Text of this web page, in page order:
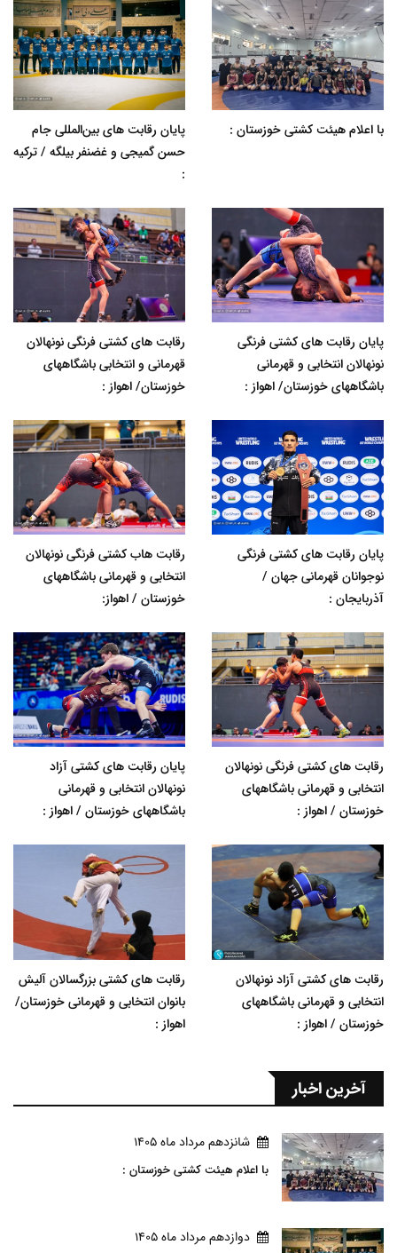
با اعلام هیئت کشتی خوزستان :
پایان رقابت های بین‌المللی جام
حسن گمیجی و غضنفر بیلگه / ترکیه
:
پایان رقابت های کشتی فرنگی
نونهالان انتخابی و قهرمانی
باشگاههای خوزستان/ اهواز :
رقابت های کشتی فرنگی نونهالان
قهرمانی و انتخابی باشگاههای
خوزستان/ اهواز :
پایان رقابت های کشتی فرنگی
نوجوانان قهرمانی جهان /
آذربایجان :
رقابت هاب کشتی فرنگی نونهالان
انتخابی و قهرمانی باشگاههای
خوزستان / اهواز:
رقابت های کشتی فرنگی نونهالان
انتخابی و قهرمانی باشگاههای
خوزستان / اهواز :
پایان رقابت های کشتی آزاد
نونهالان انتخابی و قهرمانی
باشگاههای خوزستان / اهواز :
رقابت های کشتی آزاد نونهالان
انتخابی و قهرمانی باشگاههای
خوزستان / اهواز :
رقابت های کشتی بزرگسالان آلیش
بانوان انتخابی و قهرمانی خوزستان/
اهواز :
آخرین اخبار
شانزدهم مرداد ماه 1405
با اعلام هیئت کشتی خوزستان :
دوازدهم مرداد ماه 1405